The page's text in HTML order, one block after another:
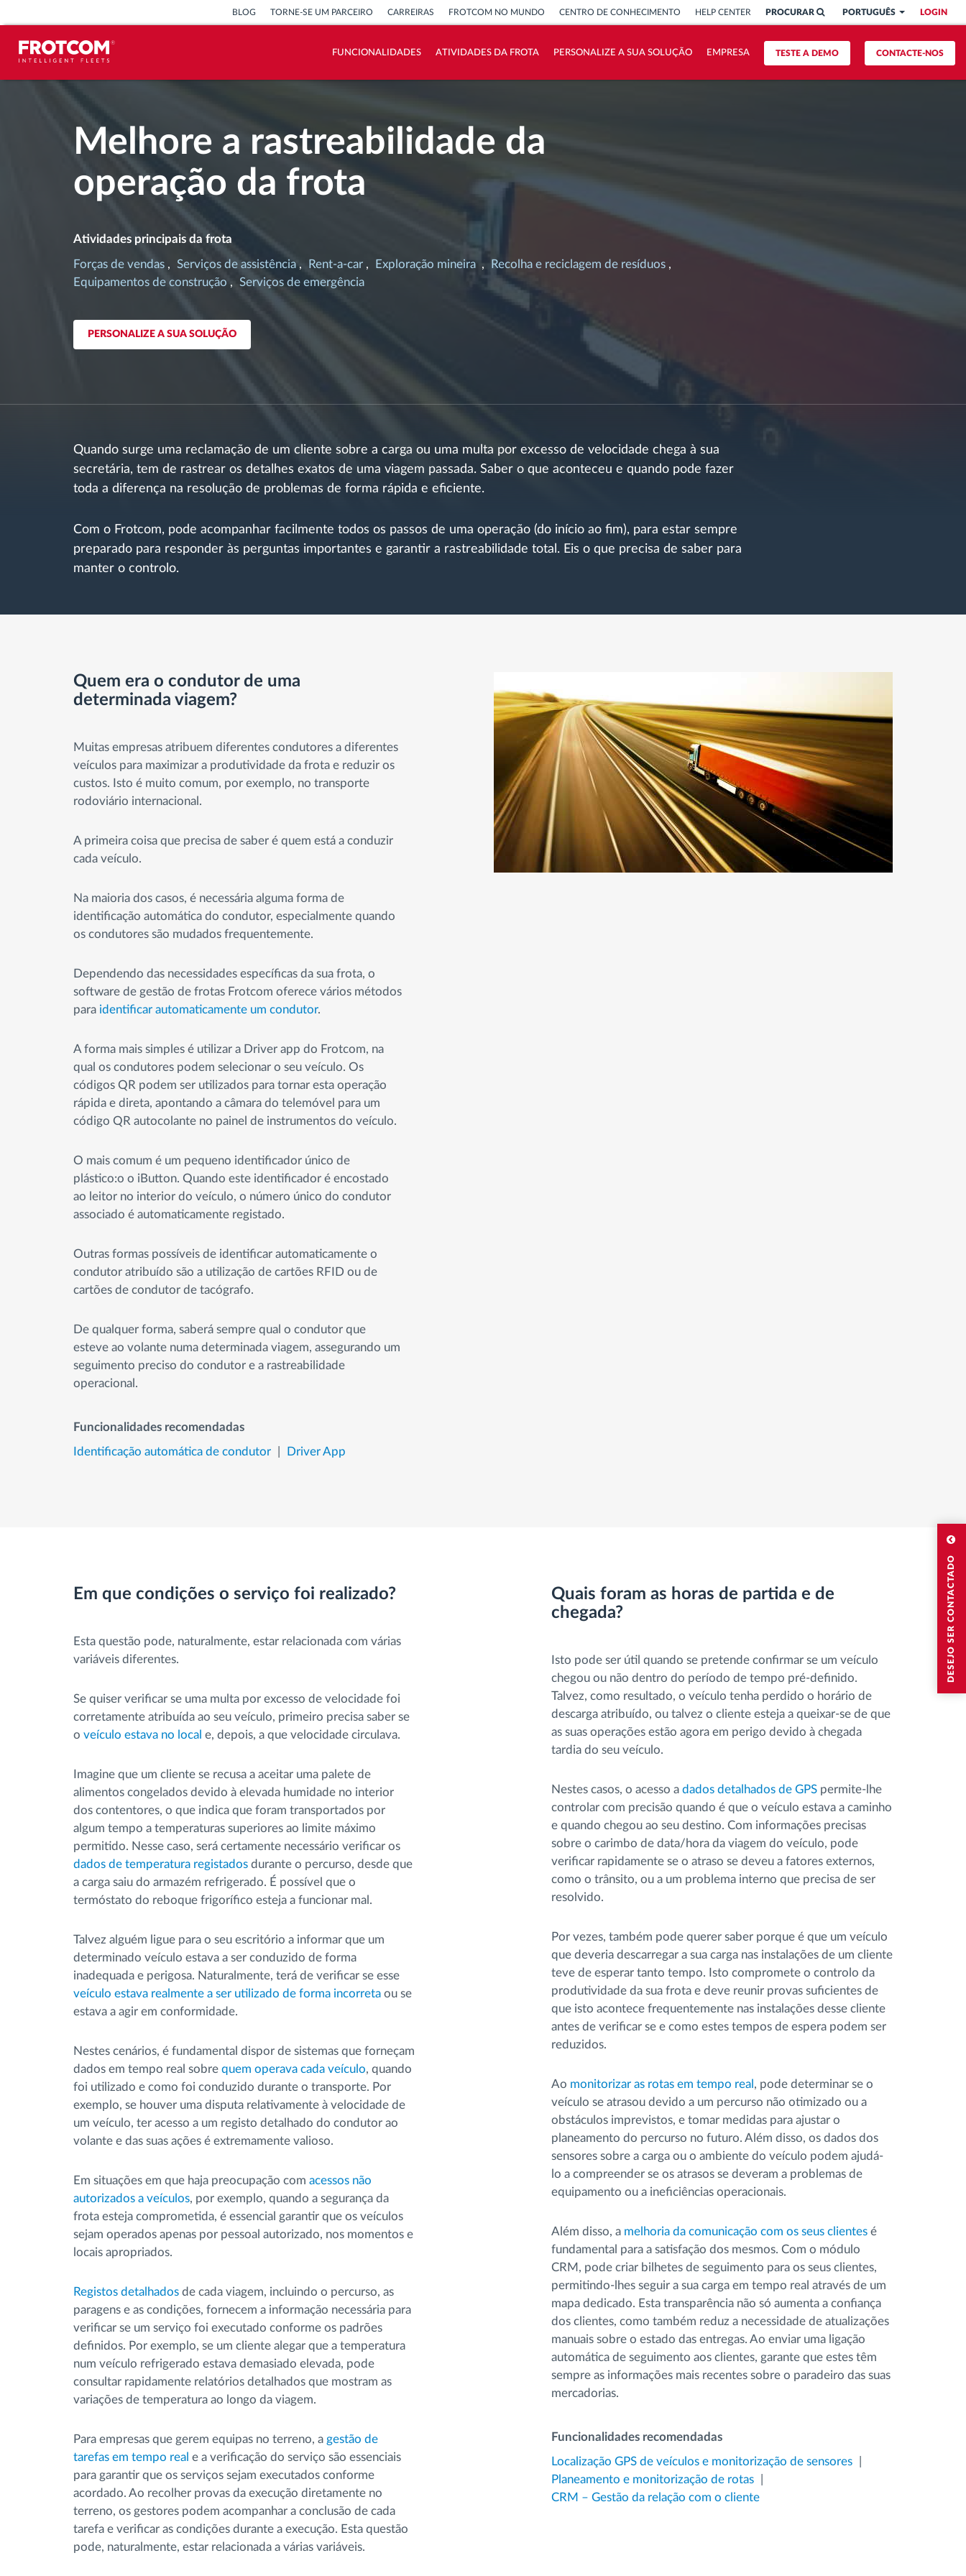
DESEJO SER CONTACTADO
LOGIN
PORTUGUÊS
PROCURAR
BLOG TORNE-SE UM PARCEIRO CARREIRAS FROTCOM NO MUNDO CENTRO DE CONHECIMENTO HELP CENTER
CONTACTE-NOS
TESTE A DEMO
FUNCIONALIDADES ATIVIDADES DA FROTA PERSONALIZE A SUA SOLUÇÃO EMPRESA
Análise do estilo de condução
Monitorização dos tempos de
Gestão de tarefas
Controlo de acesso
Identificação automática de
condutores
Ver todas as funcionalidades
Calculadora de Benefícios
Melhore a rastreabilidade da
operação da frota
Atividades principais da frota
Forças de vendas Serviços de assistência Rent-a-car Exploração mineira
Recolha e reciclagem de resíduos
Equipamentos de construção
Serviços de emergência
PERSONALIZE A SUA SOLUÇÃO
Quando surge uma reclamação de um cliente sobre a carga ou uma multa por excesso de velocidade chega à sua
secretária, tem de rastrear os detalhes exatos de uma viagem passada. Saber o que aconteceu e quando pode fazer
toda a diferença na resolução de problemas de forma rápida e eficiente.
Com o Frotcom, pode acompanhar facilmente todos os passos de uma operação (do início ao fim), para estar sempre
preparado para responder às perguntas importantes e garantir a rastreabilidade total. Eis o que precisa de saber para
manter o controlo.
Quem era o condutor de uma
determinada viagem?
Muitas empresas atribuem diferentes condutores a diferentes
veículos para maximizar a produtividade da frota e reduzir os
custos. Isto é muito comum, por exemplo, no transporte
rodoviário internacional.
A primeira coisa que precisa de saber é quem está a conduzir
cada veículo.
Na maioria dos casos, é necessária alguma forma de
identificação automática do condutor, especialmente quando
os condutores são mudados frequentemente.
Dependendo das necessidades específicas da sua frota, o
software de gestão de frotas Frotcom oferece vários métodos
para identificar automaticamente um condutor.
A forma mais simples é utilizar a Driver app do Frotcom, na
qual os condutores podem selecionar o seu veículo. Os
códigos QR podem ser utilizados para tornar esta operação
rápida e direta, apontando a câmara do telemóvel para um
código QR autocolante no painel de instrumentos do veículo.
O mais comum é um pequeno identificador único de
plástico:o o iButton. Quando este identificador é encostado
ao leitor no interior do veículo, o número único do condutor
associado é automaticamente registado.
Outras formas possíveis de identificar automaticamente o
condutor atribuído são a utilização de cartões RFID ou de
cartões de condutor de tacógrafo.
De qualquer forma, saberá sempre qual o condutor que
esteve ao volante numa determinada viagem, assegurando um
seguimento preciso do condutor e a rastreabilidade
operacional.
Funcionalidades recomendadas
Identificação automática de condutor Driver App
Em que condições o serviço foi realizado?
Esta questão pode, naturalmente, estar relacionada com várias
variáveis diferentes.
Se quiser verificar se uma multa por excesso de velocidade foi
corretamente atribuída ao seu veículo, primeiro precisa saber se
o veículo estava no local e, depois, a que velocidade circulava.
Imagine que um cliente se recusa a aceitar uma palete de
alimentos congelados devido à elevada humidade no interior
dos contentores, o que indica que foram transportados por
algum tempo a temperaturas superiores ao limite máximo
permitido. Nesse caso, será certamente necessário verificar os
dados de temperatura registados durante o percurso, desde que
a carga saiu do armazém refrigerado. É possível que o
termóstato do reboque frigorífico esteja a funcionar mal.
Talvez alguém ligue para o seu escritório a informar que um
determinado veículo estava a ser conduzido de forma
inadequada e perigosa. Naturalmente, terá de verificar se esse
veículo estava realmente a ser utilizado de forma incorreta ou se
estava a agir em conformidade.
Nestes cenários, é fundamental dispor de sistemas que forneçam
dados em tempo real sobre quem operava cada veículo, quando
foi utilizado e como foi conduzido durante o transporte. Por
exemplo, se houver uma disputa relativamente à velocidade de
um veículo, ter acesso a um registo detalhado do condutor ao
volante e das suas ações é extremamente valioso.
Em situações em que haja preocupação com acessos não
autorizados a veículos, por exemplo, quando a segurança da
frota esteja comprometida, é essencial garantir que os veículos
sejam operados apenas por pessoal autorizado, nos momentos e
locais apropriados.
Registos detalhados de cada viagem, incluindo o percurso, as
paragens e as condições, fornecem a informação necessária para
verificar se um serviço foi executado conforme os padrões
definidos. Por exemplo, se um cliente alegar que a temperatura
num veículo refrigerado estava demasiado elevada, pode
consultar rapidamente relatórios detalhados que mostram as
variações de temperatura ao longo da viagem.
Para empresas que gerem equipas no terreno, a gestão de
tarefas em tempo real e a verificação do serviço são essenciais
para garantir que os serviços sejam executados conforme
acordado. Ao recolher provas da execução diretamente no
terreno, os gestores podem acompanhar a conclusão de cada
tarefa e verificar as condições durante a execução. Esta questão
pode, naturalmente, estar relacionada a várias variáveis.
Quais foram as horas de partida e de
chegada?
Isto pode ser útil quando se pretende confirmar se um veículo
chegou ou não dentro do período de tempo pré-definido.
Talvez, como resultado, o veículo tenha perdido o horário de
descarga atribuído, ou talvez o cliente esteja a queixar-se de que
as suas operações estão agora em perigo devido à chegada
tardia do seu veículo.
Nestes casos, o acesso a dados detalhados de GPS permite-lhe
controlar com precisão quando é que o veículo estava a caminho
e quando chegou ao seu destino. Com informações precisas
sobre o carimbo de data/hora da viagem do veículo, pode
verificar rapidamente se o atraso se deveu a fatores externos,
como o trânsito, ou a um problema interno que precisa de ser
resolvido.
Por vezes, também pode querer saber porque é que um veículo
que deveria descarregar a sua carga nas instalações de um cliente
teve de esperar tanto tempo. Isto compromete o controlo da
produtividade da sua frota e deve reunir provas suficientes de
que isto acontece frequentemente nas instalações desse cliente
antes de verificar se e como estes tempos de espera podem ser
reduzidos.
Ao monitorizar as rotas em tempo real , pode determinar se o
veículo se atrasou devido a um percurso não otimizado ou a
obstáculos imprevistos, e tomar medidas para ajustar o
planeamento do percurso no futuro. Além disso, os dados dos
sensores sobre a carga ou o ambiente do veículo podem ajudá-
lo a compreender se os atrasos se deveram a problemas de
equipamento ou a ineficiências operacionais.
Além disso, a melhoria da comunicação com os seus clientes é
fundamental para a satisfação dos mesmos. Com o módulo
CRM, pode criar bilhetes de seguimento para os seus clientes,
permitindo-lhes seguir a sua carga em tempo real através de um
mapa dedicado. Esta transparência não só aumenta a confiança
dos clientes, como também reduz a necessidade de atualizações
manuais sobre o estado das entregas. Ao enviar uma ligação
automática de seguimento aos clientes, garante que estes têm
sempre as informações mais recentes sobre o paradeiro das suas
mercadorias.
Funcionalidades recomendadas
Localização GPS de veículos e monitorização de sensores
Planeamento e monitorização de rotas
CRM – Gestão da relação com o cliente